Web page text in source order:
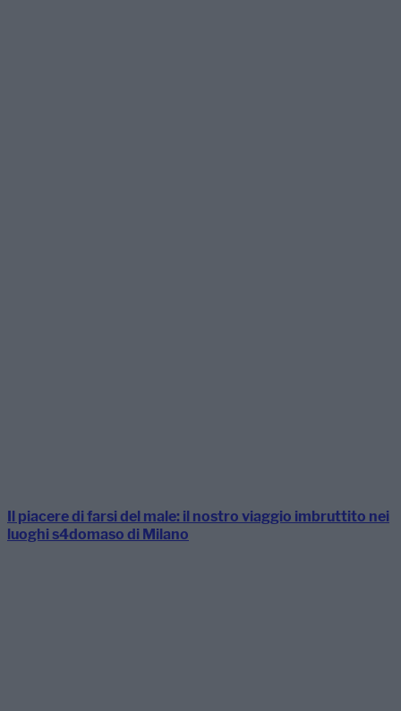
Il piacere di farsi del male: il nostro viaggio imbruttito nei
luoghi s4domaso di Milano